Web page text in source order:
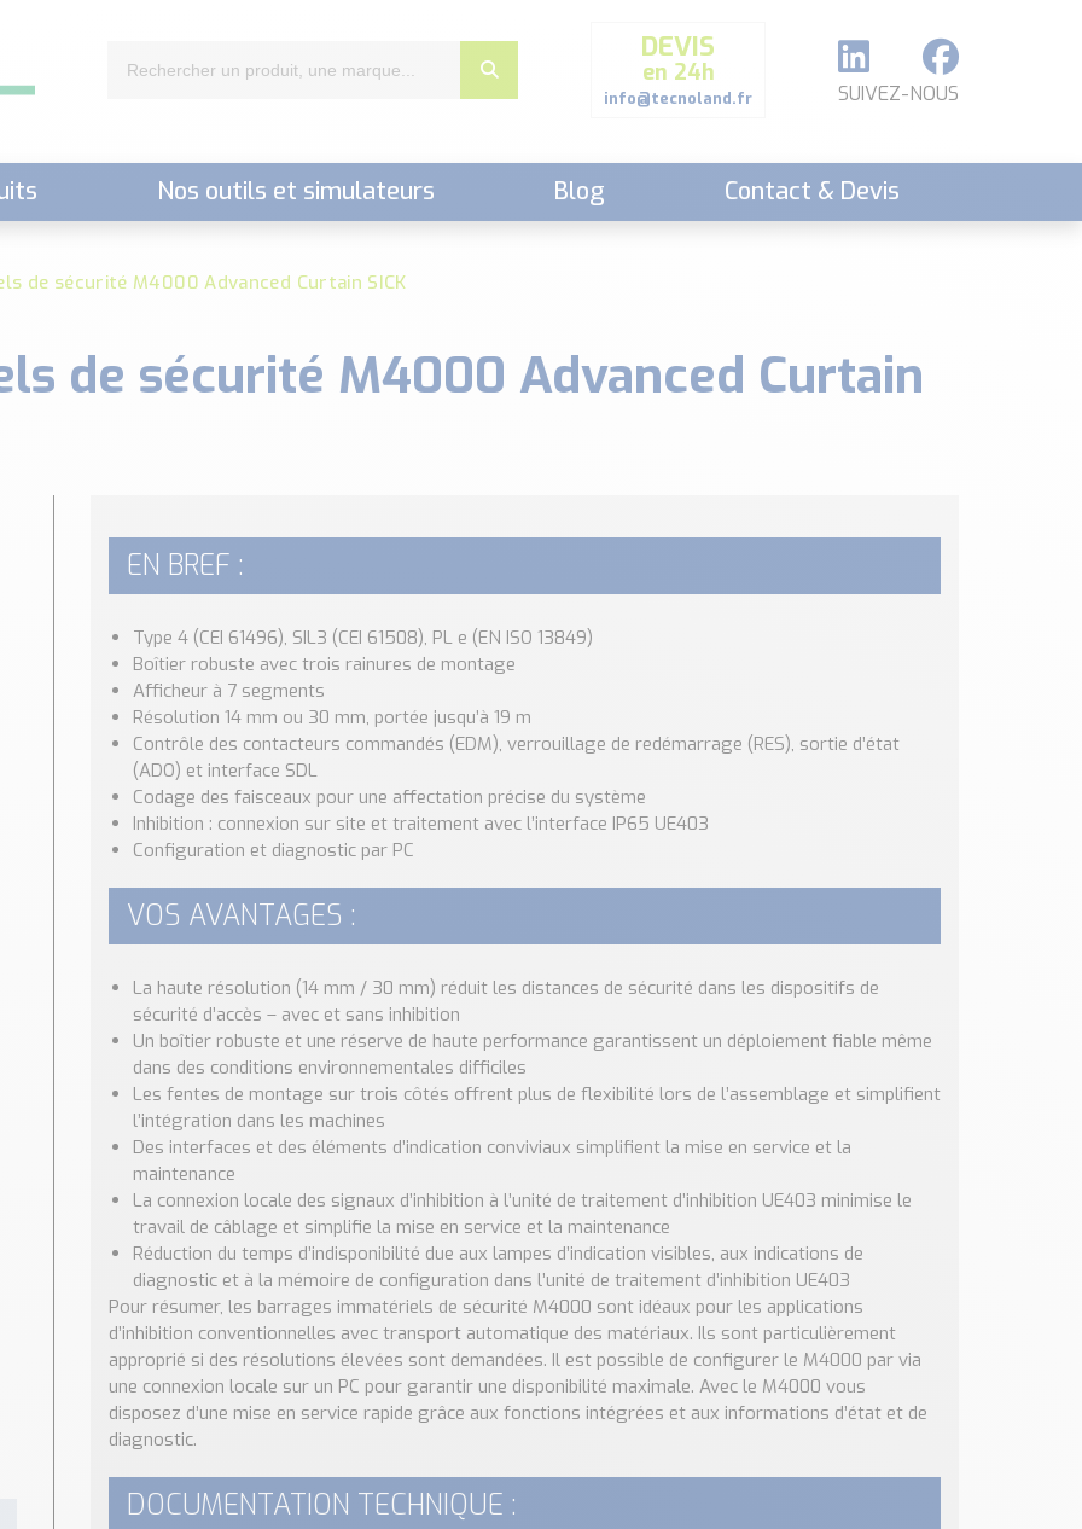
DEVIS
en 24h
info@tecnoland.fr SUIVEZ-NOUS
Nos outils et simulateurs Blog Contact & Devis
de sécurité M4000 Advanced Curtain SICK
de sécurité M4000 Advanced Curtain
EN BREF :
Type 4 (CEI 61496), SIL3 (CEI 61508), PL e (EN ISO 13849)
Boîtier robuste avec trois rainures de montage
Afficheur à 7 segments
Résolution 14 mm ou 30 mm, portée jusqu’à 19 m
Contrôle des contacteurs commandés (EDM), verrouillage de redémarrage (RES), sortie d’état
(ADO) et interface SDL
Codage des faisceaux pour une affectation précise du système
Inhibition : connexion sur site et traitement avec l’interface IP65 UE403
Configuration et diagnostic par PC
VOS AVANTAGES :
La haute résolution (14 mm / 30 mm) réduit les distances de sécurité dans les dispositifs de
sécurité d’accès – avec et sans inhibition
Un boîtier robuste et une réserve de haute performance garantissent un déploiement fiable même
dans des conditions environnementales difficiles
Les fentes de montage sur trois côtés offrent plus de flexibilité lors de l’assemblage et simplifient
l’intégration dans les machines
Des interfaces et des éléments d’indication conviviaux simplifient la mise en service et la
maintenance
La connexion locale des signaux d’inhibition à l’unité de traitement d’inhibition UE403 minimise le
travail de câblage et simplifie la mise en service et la maintenance
Réduction du temps d’indisponibilité due aux lampes d’indication visibles, aux indications de
diagnostic et à la mémoire de configuration dans l’unité de traitement d’inhibition UE403
Pour résumer, les barrages immatériels de sécurité M4000 sont idéaux pour les applications
d’inhibition conventionnelles avec transport automatique des matériaux. Ils sont particulièrement
approprié si des résolutions élevées sont demandées. Il est possible de configurer le M4000 par via
une connexion locale sur un PC pour garantir une disponibilité maximale. Avec le M4000 vous
disposez d’une mise en service rapide grâce aux fonctions intégrées et aux informations d’état et de
diagnostic.
DOCUMENTATION TECHNIQUE :